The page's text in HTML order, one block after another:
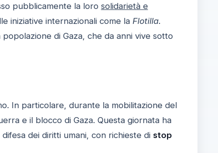
pubblicamente la loro solidarietà e
iniziative internazionali come la Flotilla.
di Gaza, che da anni vive sotto
In particolare, durante la mobilitazione del
e il blocco di Gaza. Questa giornata ha
dei diritti umani, con richieste di stop